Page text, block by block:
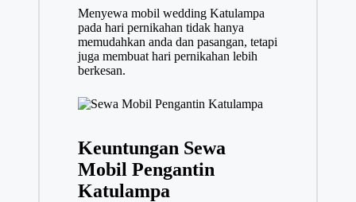
Menyewa mobil wedding Katulampa
pada hari pernikahan tidak hanya
memudahkan anda dan pasangan, tetapi
juga membuat hari pernikahan lebih
berkesan.
Keuntungan Sewa
Mobil Pengantin
Katulampa